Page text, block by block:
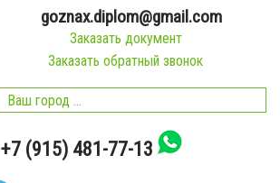
goznax.diplom@gmail.com
Заказать документ
Заказать обратный звонок
+7 (915) 481-77-13